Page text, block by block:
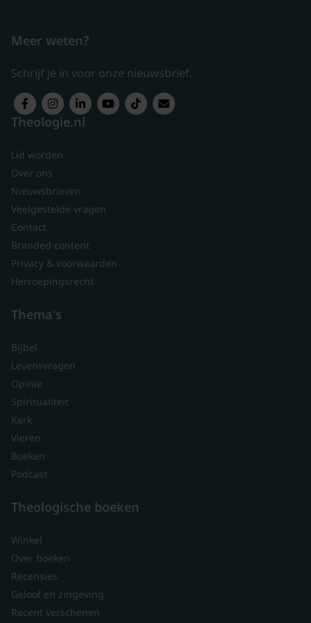
Meer weten?
Schrijf je in voor onze nieuwsbrief.
Theologie.nl
Lid worden
Over ons
Nieuwsbrieven
Veelgestelde vragen
Contact
Branded content
Privacy & voorwaarden
Herroepingsrecht
Thema's
Bijbel
Levensvragen
Opinie
Spiritualiteit
Kerk
Vieren
Boeken
Podcast
Theologische boeken
Winkel
Over boeken
Recensies
Geloof en zingeving
Recent verschenen